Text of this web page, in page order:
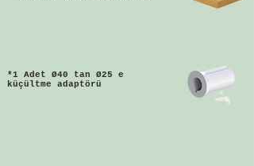
*1 Adet Ø40 tan Ø25 e
küçültme adaptörü